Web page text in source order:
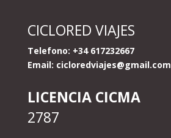
CICLORED VIAJES
Telefono: +34 617232667
Email: cicloredviajes@gmail.com
LICENCIA CICMA
2787